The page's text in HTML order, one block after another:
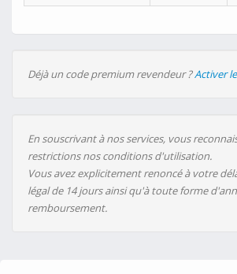
Déjà un code premium revendeur ?Activer
En souscrivant à nos services, vous
restrictions nos conditions d'utilisation.
Vous avez explicitement renoncé à votre
légal de 14 jours ainsi qu'à toute forme
remboursement.